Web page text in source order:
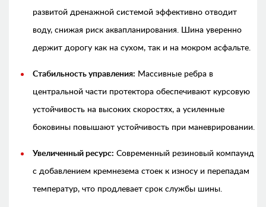
развитой дренажной системой эффективно отводит
воду, снижая риск аквапланирования. Шина уверенно
держит дорогу как на сухом, так и на мокром асфальте.
Стабильность управления: Массивные ребра в
центральной части протектора обеспечивают курсовую
устойчивость на высоких скоростях, а усиленные
боковины повышают устойчивость при маневрировании.
Увеличенный ресурс: Современный резиновый компаунд
с добавлением кремнезема стоек к износу и перепадам
температур, что продлевает срок службы шины.